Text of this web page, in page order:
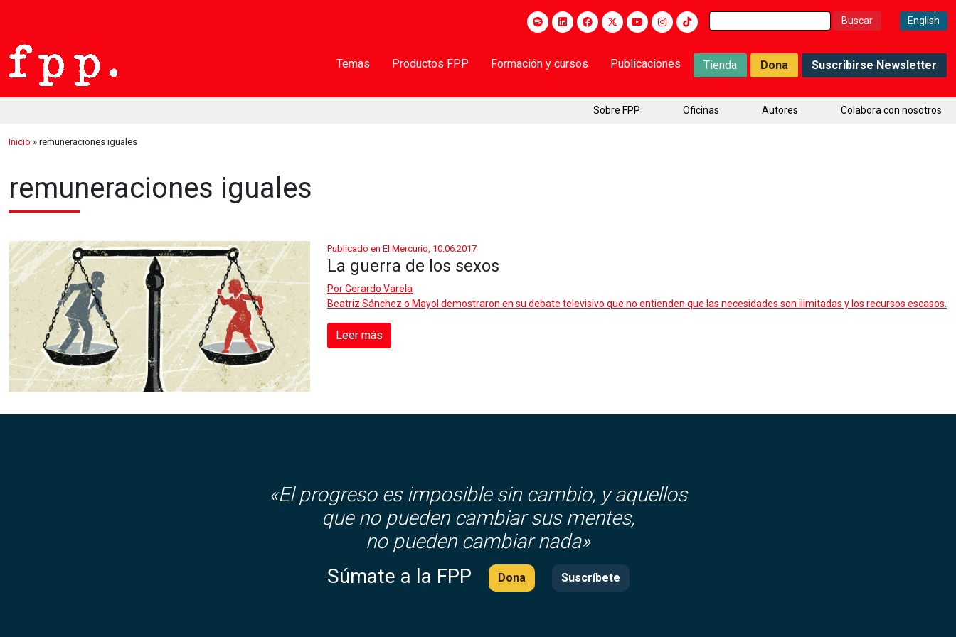
Buscar: English
Temas Productos FPP Formación y cursos Publicaciones Tienda Dona Suscribirse Newsletter
Sobre FPP Oficinas Autores Colabora con nosotros
Inicio » remuneraciones iguales
remuneraciones iguales
Publicado en El Mercurio, 10.06.2017
La guerra de los sexos
PorGerardo Varela
Beatriz Sánchez o Mayol demostraron en su debate televisivo que no entienden que las necesidades son ilimitadas y los recursos escasos.
Leer más
«El progreso es imposible sin cambio, y aquellos
que no pueden cambiar sus mentes,
no pueden cambiar nada»
Súmate a la FPP
Dona Suscríbete